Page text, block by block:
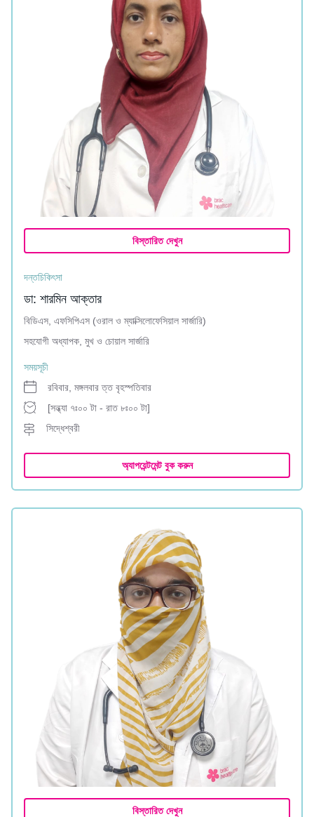
বিস্তারিত দেখুন
দন্তচিকিৎসা
ডা: শারমিন আক্তার
বিডিএস, এফসিপিএস (ওরাল ও ম্যাক্সিলোফেসিয়াল সার্জারি)
সহযোগী অধ্যাপক, মুখ ও চোয়াল সার্জারি
সময়সূচী
রবিবার, মঙ্গলবার ত্ত বৃহস্পতিবার
[সন্ধ্যা ৭ঃ০০ টা - রাত ৮ঃ০০ টা]
সিদ্ধেশ্বরী
অ্যাপয়েন্টমেন্ট বুক করুন
বিস্তারিত দেখুন